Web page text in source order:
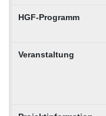
HGF-Programm
Veranstaltung